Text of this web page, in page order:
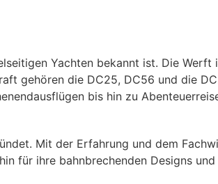
Yachten bekannt ist. Die Werft
gehören die DC25, DC56 und die
bis hin zu
Mit der Erfahrung und dem
für ihre bahnbrechenden Designs und